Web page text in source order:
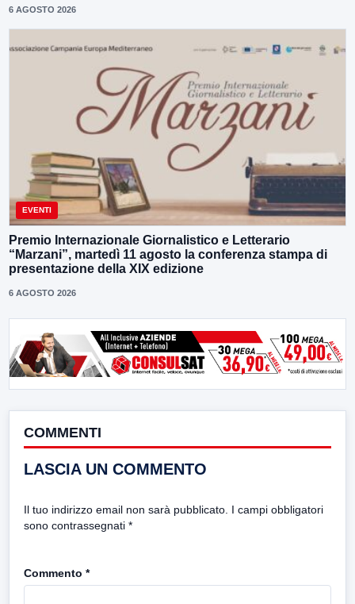
6 AGOSTO 2026
EVENTI
Premio Internazionale Giornalistico e Letterario
“Marzani”, martedì 11 agosto la conferenza stampa di
presentazione della XIX edizione
6 AGOSTO 2026
COMMENTI
LASCIA UN COMMENTO
Il tuo indirizzo email non sarà pubblicato. I campi obbligatori
sono contrassegnati *
Commento *